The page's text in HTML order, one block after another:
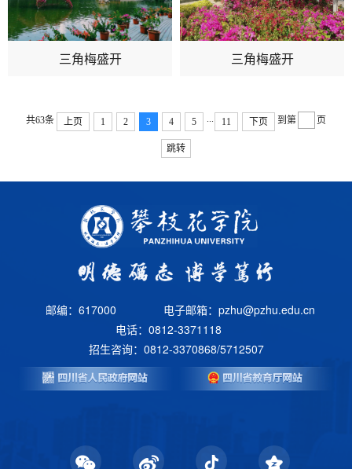
三角梅盛开 三角梅盛开
共63条 上页 1 2 3 4 5 ... 11 下页 到第 页
跳转
邮编：617000
电子邮箱：pzhu@pzhu.edu.cn
电话：0812-3371118
招生咨询：0812-3370868/5712507